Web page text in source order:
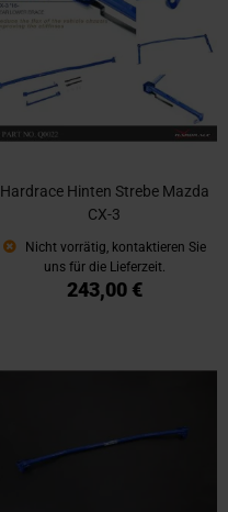
Hardrace Hinten Strebe Mazda
CX-3
Nicht vorrätig, kontaktieren Sie
uns für die Lieferzeit.
243,00 €